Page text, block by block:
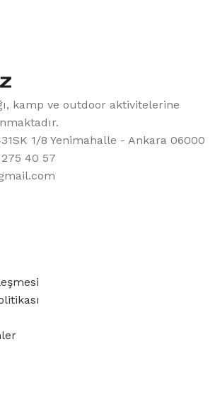
kamp ve outdoor aktivitelerine
1/8 Yenimahalle - Ankara 06000
40 57